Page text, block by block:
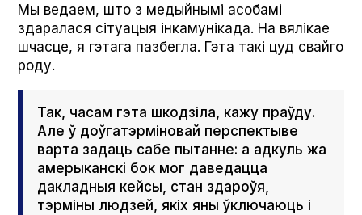
Мы ведаем, што з медыйнымі асобамі
здаралася сітуацыя інкамунікада. На вялікае
шчасце, я гэтага пазбегла. Гэта такі цуд свайго
роду.
Так, часам гэта шкодзіла, кажу праўду.
Але ў доўгатэрміновай перспектыве
варта задаць сабе пытанне: а адкуль жа
амерыканскі бок мог даведацца
дакладныя кейсы, стан здароўя,
тэрміны людзей, якіх яны ўключаюць і